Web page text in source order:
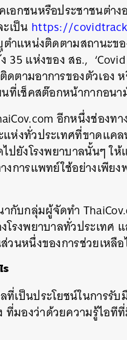
อกชนหรือประชาชนต่า
เป็น https://
ำแหน่งติดตามสถานะขอ
35แห่งของสธ.,
ดตามอาการของตัวเอง
ที่เช็คสต๊อกหน้ากากอน
com อีกหนึ่งช่องท
ห่งทั่วประเทศที่ขาดแค
ปยังโรงพยาบาลนั้นๆ ใ
การแพทย์ใช้อย่างเพีย
ากับกลุ่มผู้จัดทำ ThaiCov.
รงพยาบาลทั่วประเทศ
วนหนึ่งของการช่วยเหลื
ที่เป็นประโยชน์ในการรั
ที่มองว่าด้วยความรู้ไอที